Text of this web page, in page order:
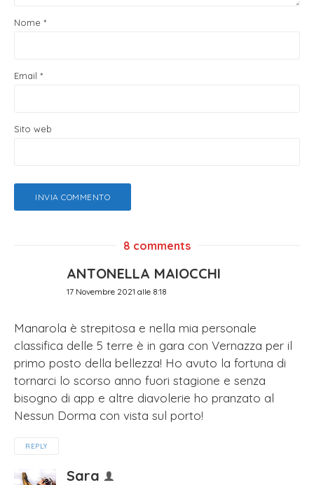
Nome *
Email *
Sito web
8 comments
ANTONELLA MAIOCCHI
17 Novembre 2021 alle 8:18
Manarola è strepitosa e nella mia personale
classifica delle 5 terre è in gara con Vernazza per il
primo posto della bellezza! Ho avuto la fortuna di
tornarci lo scorso anno fuori stagione e senza
bisogno di app e altre diavolerie ho pranzato al
Nessun Dorma con vista sul porto!
REPLY
Sara